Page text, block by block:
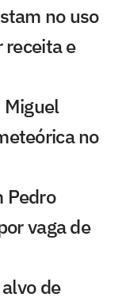
no uso
receita e
Miguel
no
Pedro
vaga de
de